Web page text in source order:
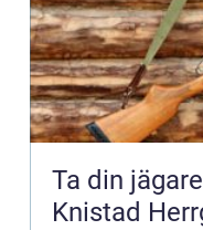
Ta din
Knistad